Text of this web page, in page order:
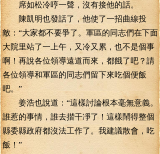
席如松冷哼一聲，沒有接他的話。
陳凱明也發話了，他使了一招曲線投
敵：“大家都不要爭了。軍區的同志們在下面
大院里站了一上午，又冷又累，也不是個事
啊！再說各位領導遠道而來，都餓了吧？請
各位領導和軍區的同志們留下來吃個便飯
吧。”
姜浩也說道：“這樣討論根本毫無意義。
誰惹的事情，誰去揩干凈了！這樣鬧得整個
縣委縣政府都沒法工作了。我建議散會，吃
飯！”